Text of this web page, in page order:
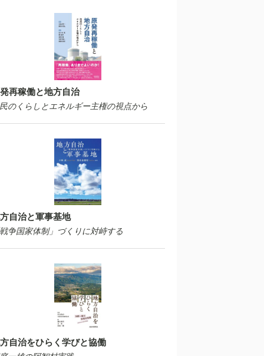
再稼働と地方自治
のくらしとエネルギー主権の視点から
自治と軍事基地
戦争国家体制」づくりに対峙する
自治をひらく学びと協働